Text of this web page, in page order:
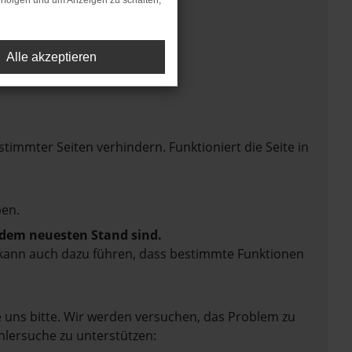
Seiten verhindern. Funktioniert die Seite in
neuesten Stand sind.
auch dazu führen, dass bestimmte Funktionen
bitte. Wir werden versuchen, das Problem zu
zu unterstützen:
Alle akzeptieren